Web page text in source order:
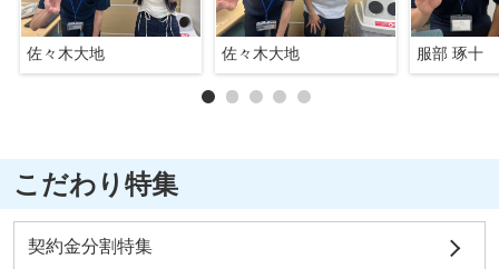
佐々木大地 佐々木大地 服部 琢十
こだわり特集
契約金分割特集